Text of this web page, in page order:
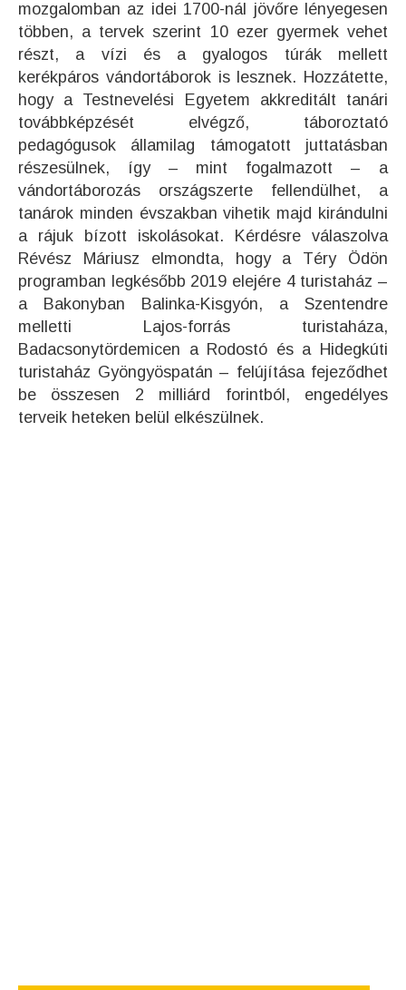
mozgalomban az idei 1700-nál jövőre lényegesen
többen, a tervek szerint 10 ezer gyermek vehet
részt, a vízi és a gyalogos túrák mellett
kerékpáros vándortáborok is lesznek. Hozzátette,
hogy a Testnevelési Egyetem akkreditált tanári
továbbképzését elvégző, táboroztató
pedagógusok államilag támogatott juttatásban
részesülnek, így – mint fogalmazott – a
vándortáborozás országszerte fellendülhet, a
tanárok minden évszakban vihetik majd kirándulni
a rájuk bízott iskolásokat. Kérdésre válaszolva
Révész Máriusz elmondta, hogy a Téry Ödön
programban legkésőbb 2019 elejére 4 turistaház –
a Bakonyban Balinka-Kisgyón, a Szentendre
melletti Lajos-forrás turistaháza,
Badacsonytördemicen a Rodostó és a Hidegkúti
turistaház Gyöngyöspatán – felújítása fejeződhet
be összesen 2 milliárd forintból, engedélyes
terveik heteken belül elkészülnek.